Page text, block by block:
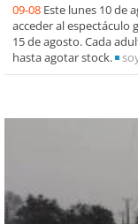
09-08 Este lunes 10 de
acceder al espectáculo
15 de agosto. Cada
hasta agotar stock.